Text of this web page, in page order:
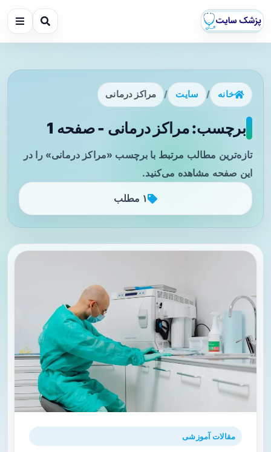
خانه / سایت / مراکز درمانی
برچسب: مراکز درمانی - صفحه 1
تازه‌ترین مطالب مرتبط با برچسب «مراکز درمانی» را در
این صفحه مشاهده می‌کنید.
۱ مطلب
مقالات آموزشی